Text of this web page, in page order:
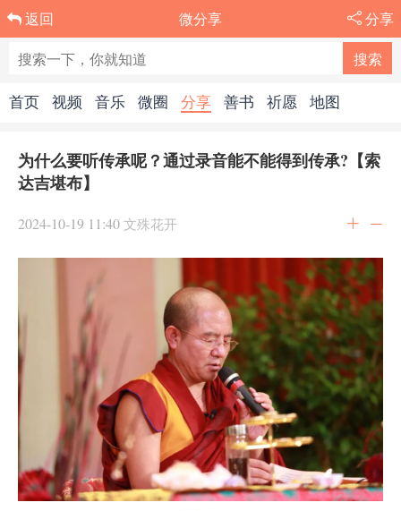
返回 微分享 分享
首页 视频 音乐 微圈 分享 善书 祈愿 地图
为什么要听传承呢？通过录音能不能得到传承?【索
达吉堪布】
2024-10-19 11:40 文殊花开